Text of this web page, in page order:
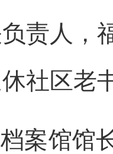
责人，
社区老
案馆馆